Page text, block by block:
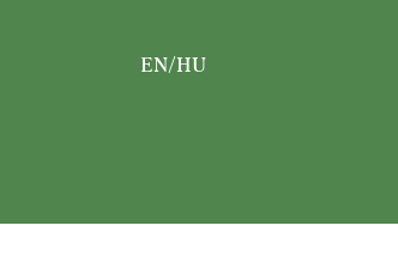
EN/HU